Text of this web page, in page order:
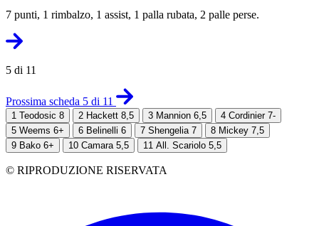
7 punti, 1 rimbalzo, 1 assist, 1 palla rubata, 2 palle perse.
5 di 11
Prossima scheda 5 di 11
1 Teodosic 8 2 Hackett 8,5 3 Mannion 6,5 4 Cordinier 7-
5 Weems 6+ 6 Belinelli 6 7 Shengelia 7 8 Mickey 7,5
9 Bako 6+ 10 Camara 5,5 11 All. Scariolo 5,5
© RIPRODUZIONE RISERVATA